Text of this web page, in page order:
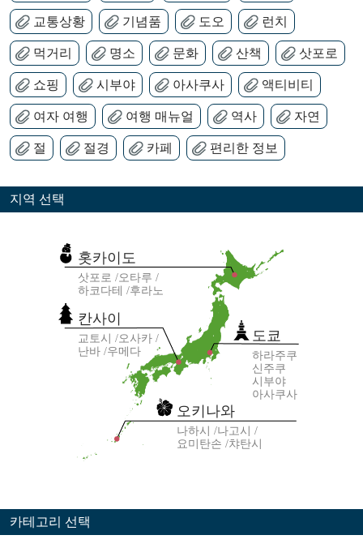
교통상황 기념품 도오 런치
먹거리 명소 문화 산책 삿포로
쇼핑 시부야 아사쿠사 액티비티
여자 여행 여행 매뉴얼 역사 자연
절 절경 카페 편리한 정보
지역 선택
도쿄
하라주쿠
신주쿠
시부야
아사쿠사
칸사이
교토시
오사카
난바 우메다
오키나와
나하시
나고시
요미탄손
챠탄시
홋카이도
삿포로
오타루
하코다테
후라노
카테고리 선택